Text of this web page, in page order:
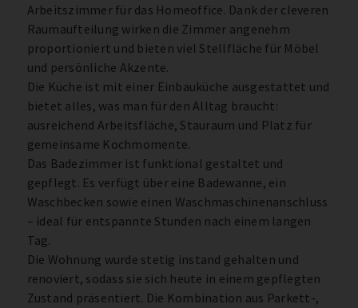
Arbeitszimmer für das Homeoffice. Dank der cleveren
Raumaufteilung wirken die Zimmer angenehm
proportioniert und bieten viel Stellfläche für Möbel
und persönliche Akzente.
Die Küche ist mit einer Einbauküche ausgestattet und
bietet alles, was man für den Alltag braucht:
ausreichend Arbeitsfläche, Stauraum und Platz für
gemeinsame Kochmomente.
Das Badezimmer ist funktional gestaltet und
gepflegt. Es verfügt über eine Badewanne, ein
Waschbecken sowie einen Waschmaschinenanschluss
– ideal für entspannte Stunden nach einem langen
Tag.
Die Wohnung wurde stetig instand gehalten und
renoviert, sodass sie sich heute in einem gepflegten
Zustand präsentiert. Die Kombination aus Parkett-,